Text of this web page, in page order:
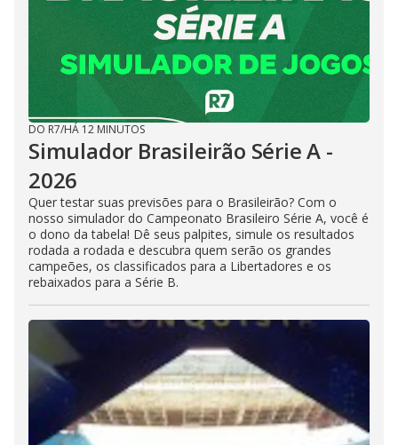
DO R7/HÁ 12 MINUTOS
Simulador Brasileirão Série A -
2026
Quer testar suas previsões para o Brasileirão? Com o
nosso simulador do Campeonato Brasileiro Série A, você é
o dono da tabela! Dê seus palpites, simule os resultados
rodada a rodada e descubra quem serão os grandes
campeões, os classificados para a Libertadores e os
rebaixados para a Série B.